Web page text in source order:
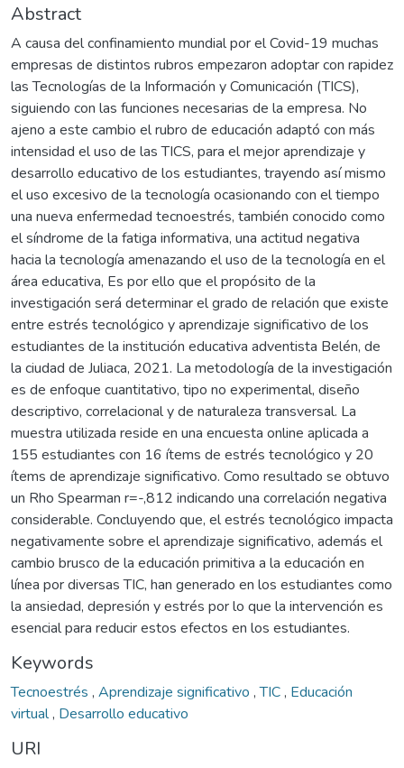
Abstract
A causa del confinamiento mundial por el Covid-19 muchas
empresas de distintos rubros empezaron adoptar con rapidez
las Tecnologías de la Información y Comunicación (TICS),
siguiendo con las funciones necesarias de la empresa. No
ajeno a este cambio el rubro de educación adaptó con más
intensidad el uso de las TICS, para el mejor aprendizaje y
desarrollo educativo de los estudiantes, trayendo así mismo
el uso excesivo de la tecnología ocasionando con el tiempo
una nueva enfermedad tecnoestrés, también conocido como
el síndrome de la fatiga informativa, una actitud negativa
hacia la tecnología amenazando el uso de la tecnología en el
área educativa, Es por ello que el propósito de la
investigación será determinar el grado de relación que existe
entre estrés tecnológico y aprendizaje significativo de los
estudiantes de la institución educativa adventista Belén, de
la ciudad de Juliaca, 2021. La metodología de la investigación
es de enfoque cuantitativo, tipo no experimental, diseño
descriptivo, correlacional y de naturaleza transversal. La
muestra utilizada reside en una encuesta online aplicada a
155 estudiantes con 16 ítems de estrés tecnológico y 20
ítems de aprendizaje significativo. Como resultado se obtuvo
un Rho Spearman r=-,812 indicando una correlación negativa
considerable. Concluyendo que, el estrés tecnológico impacta
negativamente sobre el aprendizaje significativo, además el
cambio brusco de la educación primitiva a la educación en
línea por diversas TIC, han generado en los estudiantes como
la ansiedad, depresión y estrés por lo que la intervención es
esencial para reducir estos efectos en los estudiantes.
Keywords
Tecnoestrés , Aprendizaje significativo ,TIC, Educación
virtual, Desarrollo educativo
URI